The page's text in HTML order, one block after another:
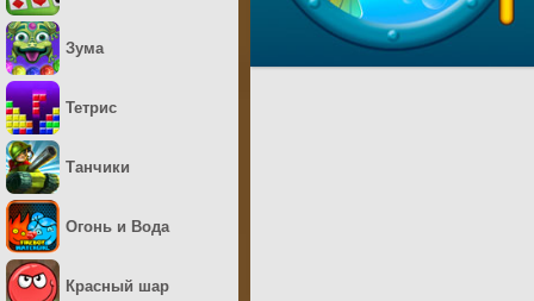
Зума
Тетрис
Танчики
Огонь и Вода
Красный шар